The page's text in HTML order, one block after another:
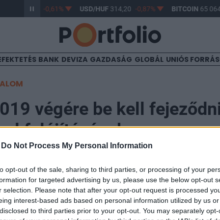
Do Not Process My Personal Information
opt-out of the sale, sharing to third parties, or processing of your
for targeted advertising by us, please use the below opt-out
selection. Please note that after your opt-out request is processed
interest-based ads based on personal information utilized by us
to third parties prior to your opt-out. You may separately
363,17 -0,61% USD/HUF 314,20 -0,87% BITCOIN65
BANK DEVIZA GAZDASÁG GLOBÁL UNIÓS
végére be kell
felújításának
felújításának a jelenlegi számítások szerint 2019.
ki Tarlós István főpolgármester pénteki